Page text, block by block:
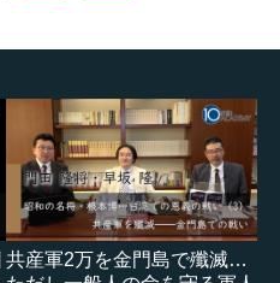
共産軍2万を金門島で殲滅…